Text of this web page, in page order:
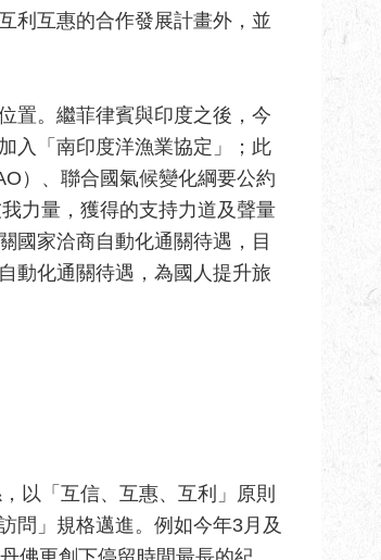
利互惠的合作發展計畫外，並
置。繼菲律賓與印度之後，今
入「南印度洋漁業協定」；此
）、聯合國氣候變化綱要公約
力量，獲得的支持力道及聲量
國家洽商自動化通關待遇，目
動化通關待遇，為國人提升旅
以「互信、互惠、互利」原則
問」規格邁進。例如今年3月及